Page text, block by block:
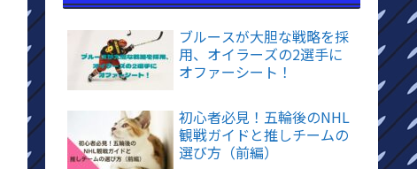
ブルースが大胆な戦略を採
用、オイラーズの2選手に
オファーシート！
初心者必見！五輪後のNHL
観戦ガイドと推しチームの
選び方（前編）